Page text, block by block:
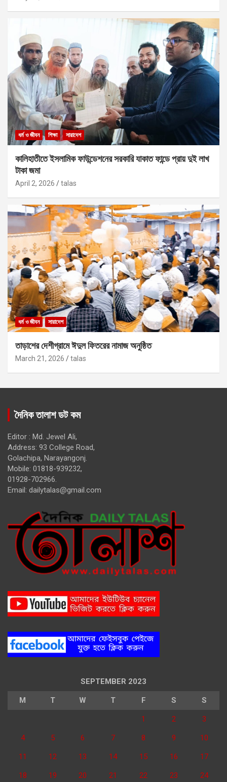
ধর্ম ও জীবন শিক্ষা সারাদেশ
কালিহাতীতে ইসলামিক ফাউন্ডেশনের সরকারি যাকাত ফান্ডে প্রায় দুই লাখ
টাকা জমা
April 2, 2026 talas
ধর্ম ও জীবন সারাদেশ
তাড়াশের দেশীগ্রামে ঈদুল ফিতরের নামাজ অনুষ্ঠিত
March 21, 2026 talas
দৈনিক তালাশ ডট কম
Editor : Md. Jewel Ali,
Address: 93 College Road,
Golachipa, Narayangonj.
Mobile: 01818-939232,
01928-702966.
Email: dailytalas@gmail.com
SEPTEMBER 2023
M T W T F S S
1 2 3
4 5 6 7 8 9 10
11 12 13 14 15 16 17
18 19 20 21 22 23 24